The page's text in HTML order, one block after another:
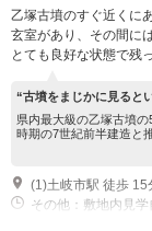
乙塚古墳のすぐ近くに
玄室があり、その間に
とても良好な状態で残
“古墳をまじかに見ると
県内最大級の乙塚古墳
時期の7世紀前半建造と推
(1)土岐市駅 徒歩
その他：敷地内見